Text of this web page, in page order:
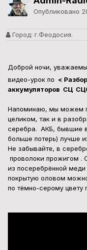
Опубликовано
Город: г.Феодосия.
Доброй ночи,
видео-урок по <
аккумуляторов СЦ
Напоминаю, мы можем
целиком, так и в
серебра. АКБ, бывшие в
больше потерь) лучше
Не забывайте, в
проволоки прожигом .
из посеребрённой
покрытую оловом
по тёмно-серому